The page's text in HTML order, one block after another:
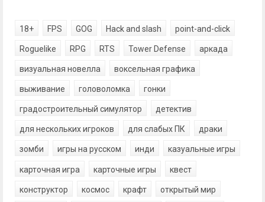
18+ FPS GOG Hack and slash point-and-click
Roguelike RPG RTS Tower Defense аркада
визуальная новелла воксельная графика
выживание головоломка гонки
градостроительный симулятор детектив
для нескольких игроков для слабых ПК драки
зомби игры на русском инди казуальные игры
карточная игра карточные игры квест
конструктор космос крафт открытый мир